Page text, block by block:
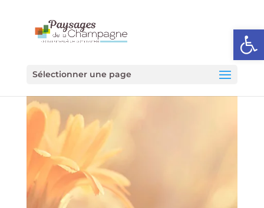
Ouvrir
Sélectionner une page